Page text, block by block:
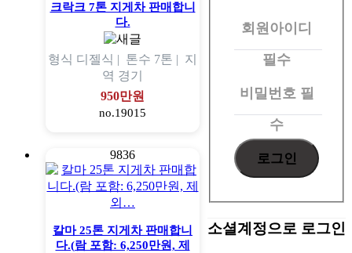
크락크 7톤 지게차 판매합니
다.
형식 디젤식 | 톤수 7톤 | 지
역 경기
950만원
no.19015
9836
칼마 25톤 지게차 판매합니
다.(람 포함: 6,250만원, 제
회원아이디
필수
비밀번호 필
수
소셜계정으로 로그인